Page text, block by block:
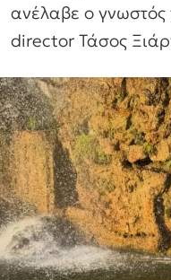
ανέλαβε ο
director Τάσος